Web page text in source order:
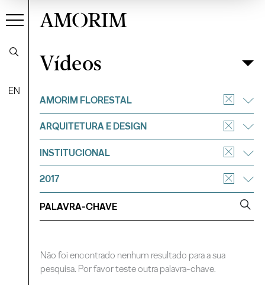
EN
AMORIM
VídeosFiltrar
Vídeos
AMORIM FLORESTAL
ARQUITETURA E DESIGN
INSTITUCIONAL
2017
Não foi encontrado nenhum resultado para a sua
pesquisa. Por favor teste outra palavra-chave.